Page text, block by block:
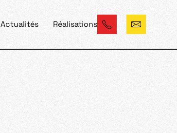
Actualités Réalisations